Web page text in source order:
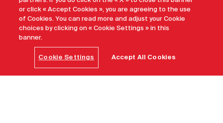
Au Canada, le voyage ne se mesure pas en kilomètres,
mais en émotions, en rencontres et en moments
or click « Accept Cookies », you are agreeing to the use
of Cookies. You can read more and adjust your Cookie
choices by clicking on « Cookie Settings » in this
banner.
Cookie Settings Accept All Cookies